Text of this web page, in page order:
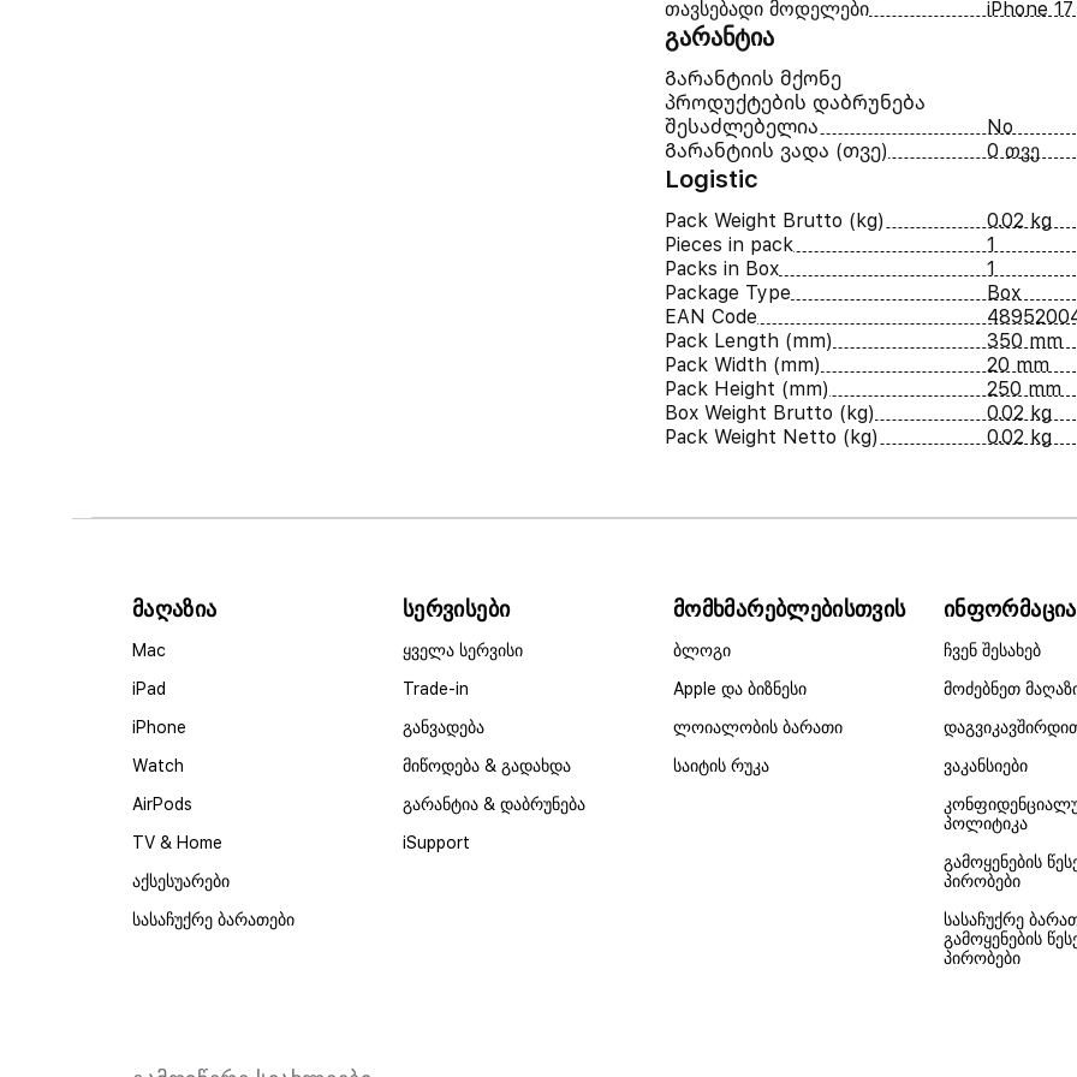
თავსებადი მოდელები
iPhone 17
გარანტია
Გარანტიის მქონე
პროდუქტების დაბრუნება
შესაძლებელია
No
Გარანტიის ვადა (თვე)
0 თვე
Logistic
Pack Weight Brutto (kg)
0.02 kg
Pieces in pack
1
Packs in Box
1
Package Type
Box
EAN Code
Pack Length (mm)
350 mm
Pack Width (mm)
20 mm
Pack Height (mm)
250 mm
Box Weight Brutto (kg)
0.02 kg
Pack Weight Netto (kg)
0.02 kg
მაღაზია
Mac
iPad
iPhone
Watch
AirPods
TV & Home
აქსესუარები
სასაჩუქრე ბარათები
სერვისები
ყველა სერვისი
Trade-in
განვადება
მიწოდება & გადახდა
გარანტია & დაბრუნება
iSupport
მომხმარებლებისთვის
ბლოგი
Apple და ბიზნესი
ლოიალობის ბარათი
საიტის რუკა
ინფორმაცია
ჩვენ შესახებ
მოძებნეთ
ვაკანსიები
პოლიტიკა
გამოყენების
პირობები
სასაჩუქრე
გამოყენების
პირობები